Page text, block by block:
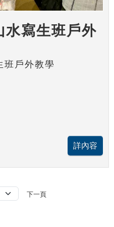
水寫生班戶外
班戶外教學
下一頁